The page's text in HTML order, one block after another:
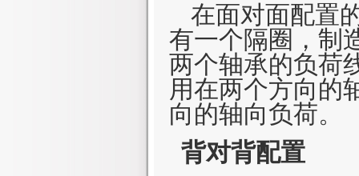
在面对面配置
有一个隔圈，制
两个轴承的负荷
用在两个方向的
向的轴向负荷。
背对背配置